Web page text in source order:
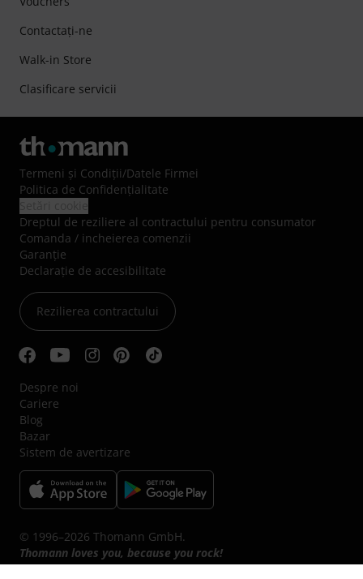
Contactaţi-ne
Walk-in Store
Clasificare servicii
Termeni şi Condiţii/Datele Firmei
Politica de Confidenţialitate
Dreptul de reziliere al contractului pentru consumator
Comanda / incheierea comenzii
Garanție
Declarație de accesibilitate
Rezilierea contractului
Despre noi
Cariere
Blog
Bazar
Sistem de avertizare
© 1996–2026 Thomann GmbH.
Thomann loves you, because you rock!